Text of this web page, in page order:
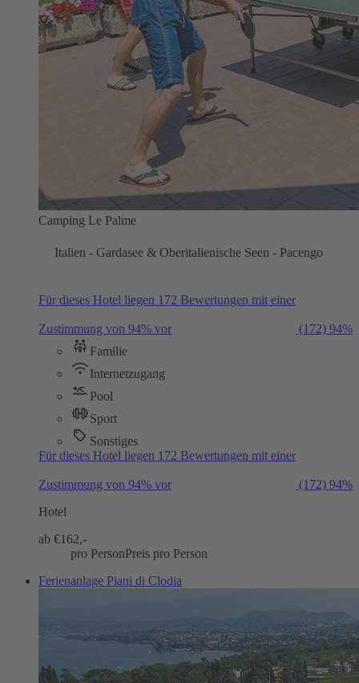
Camping Le Palme
Italien - Gardasee & Oberitalienische Seen - Pacengo
Für dieses Hotel liegen 172 Bewertungen mit einer
Zustimmung von 94% vor (172) 94%
Familie
Internetzugang
Pool
Sport
Sonstiges
Für dieses Hotel liegen 172 Bewertungen mit einer
Zustimmung von 94% vor (172) 94%
Hotel
ab €162,-
pro PersonPreis pro Person
Ferienanlage Piani di Clodia